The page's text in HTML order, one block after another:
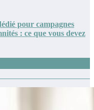
pour campagnes
: ce que vous devez